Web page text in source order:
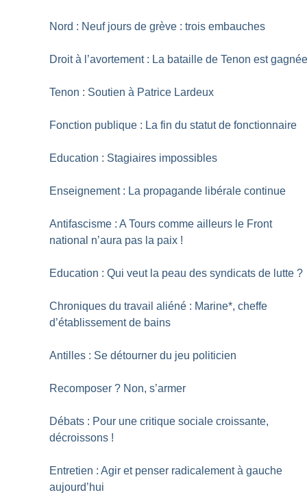
Nord : Neuf jours de grève : trois embauches
Droit à l’avortement : La bataille de Tenon est
Tenon : Soutien à Patrice Lardeux
Fonction publique : La fin du statut de fonctionnaire
Education : Stagiaires impossibles
Enseignement : La propagande libérale continue
Antifascisme : A Tours comme ailleurs le Front
national n’aura pas la paix !
Education : Qui veut la peau des syndicats de lutte ?
Chroniques du travail aliéné : Marine*, cheffe
d’établissement de bains
Antilles : Se détourner du jeu politicien
Recomposer ? Non, s’armer
Débats : Pour une critique sociale croissante,
décroissons !
Entretien : Agir et penser radicalement à gauche
aujourd’hui